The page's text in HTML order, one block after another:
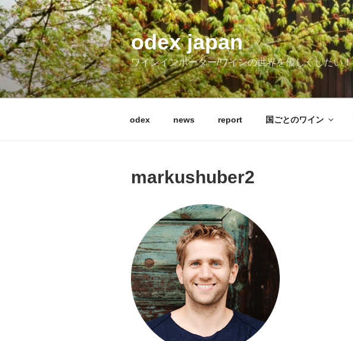
コ
ン
テ
ン
ツ
へ
ス
odex japan
ワインインポーター/ワインの世界を優しくしたい！
odex news report 国ごとのワイン
markushuber2